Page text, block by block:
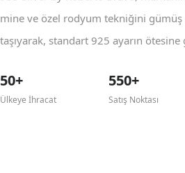
mine ve özel rodyum tekniğini gümüş
taşıyarak, standart 925 ayarın
50+
Ülkeye İhracat
550+
Satış Noktası